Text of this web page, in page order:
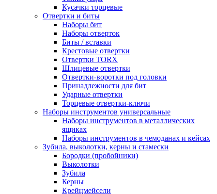
Кусачки торцевые
Отвертки и биты
Наборы бит
Наборы отверток
Биты / вставки
Крестовые отвертки
Отвертки TORX
Шлицевые отвертки
Отвертки-воротки под головки
Принадлежности для бит
Ударные отвертки
Торцевые отвертки-ключи
Наборы инструментов универсальные
Наборы инструментов в металлических
ящиках
Наборы инструментов в чемоданах и кейсах
Зубила, выколотки, керны и стамески
Бородки (пробойники)
Выколотки
Зубила
Керны
Крейцмейсели